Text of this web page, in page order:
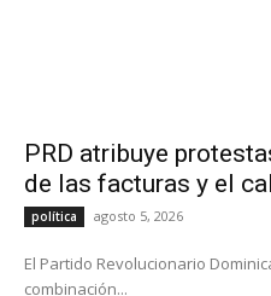
PRD atribuye
de las facturas y el
política agosto 5, 2026
El Partido Revolucionario
combinación...